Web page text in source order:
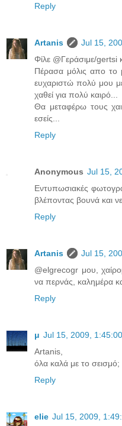
Reply
Artanis
Jul 15,
Φίλε @Γεράσιμε/gertsi
Πέρασα μόλις απο το
ευχαριστώ πολύ μου
χαθεί για πολύ καιρό...
Θα μεταφέρω τους
εσείς...
Reply
Anonymous Jul 15,
Εντυπωσιακές
βλέποντας βουνά και
Reply
Artanis
Jul 15,
@elgrecogr μου,
να περνάς, καλημέρα
Reply
μ Jul 15, 2009,
Artanis,
όλα καλά με το σεισμό;
Reply
elie Jul 15, 2009,